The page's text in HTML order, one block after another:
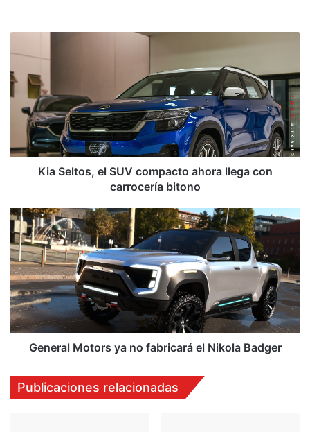
Seltos,
SUV
compacto
ahora
llega
carrocería
Kia Seltos, el SUV compacto ahora llega con
carrocería bitono
General
Motors
ya
no
fabricará
el
Nikola
Badger
General Motors ya no fabricará el Nikola Badger
Publicaciones relacionadas